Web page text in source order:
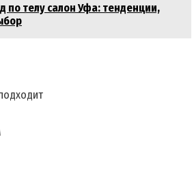
по телу салон Уфа: тенденции,